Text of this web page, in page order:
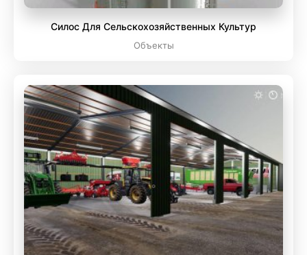
Силос Для Сельскохозяйственных Культур
Объекты